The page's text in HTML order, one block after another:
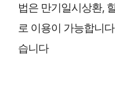
법은 만기일시상환,
로 이용이 가능합니
습니다